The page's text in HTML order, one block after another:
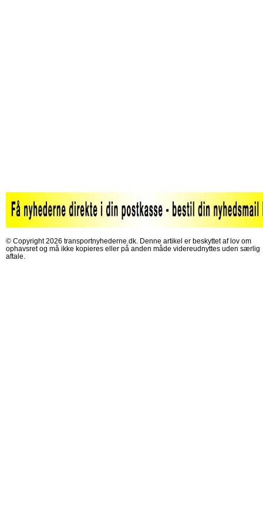
© Copyright 2026 transportnyhederne.dk. Denne artikel er beskyttet af lov om
ophavsret og må ikke kopieres eller på anden måde videreudnyttes uden særlig
aftale.